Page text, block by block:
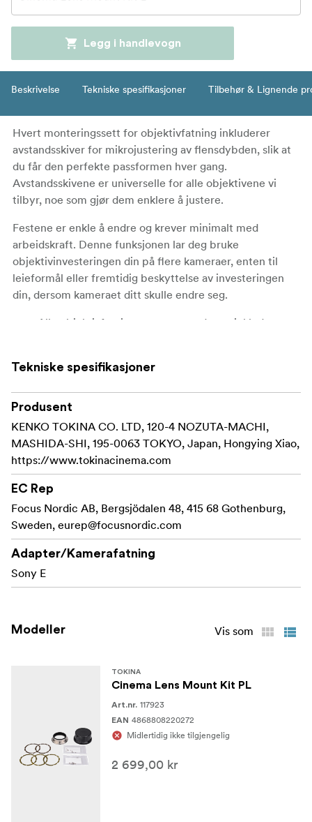
Legg i handlevogn
Beskrivelse Tekniske spesifikasjoner Tilbehør & Lignende
Hvert monteringssett for objektivfatning inkluderer
avstandsskiver for mikrojustering av flensdybden, slik at
du får den perfekte passformen hver gang.
Avstandsskivene er universelle for alle objektivene vi
tilbyr, noe som gjør dem enklere å justere.
Festene er enkle å endre og krever minimalt med
arbeidskraft. Denne funksjonen lar deg bruke
objektivinvesteringen din på flere kameraer, enten til
leieformål eller fremtidig beskyttelse av investeringen
din, dersom kameraet ditt skulle endre seg.
Alle objektivfatninger- og avstandssett inkluderer
Tekniske spesifikasjoner
Produsent
KENKO TOKINA CO. LTD, 120-4 NOZUTA-MACHI,
MASHIDA-SHI, 195-0063 TOKYO, Japan, Hongying Xiao,
https://www.tokinacinema.com
EC Rep
Focus Nordic AB, Bergsjödalen 48, 415 68 Gothenburg,
Sweden, eurep@focusnordic.com
Adapter/Kamerafatning
Sony E
Modeller Vis som
TOKINA
Cinema Lens Mount Kit PL
Art.nr. 117923
EAN 4868808220272
Midlertidig ikke tilgjengelig
2 699,00 kr